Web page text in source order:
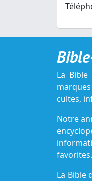
La
cultes,
Notre
favorites.
La Bible